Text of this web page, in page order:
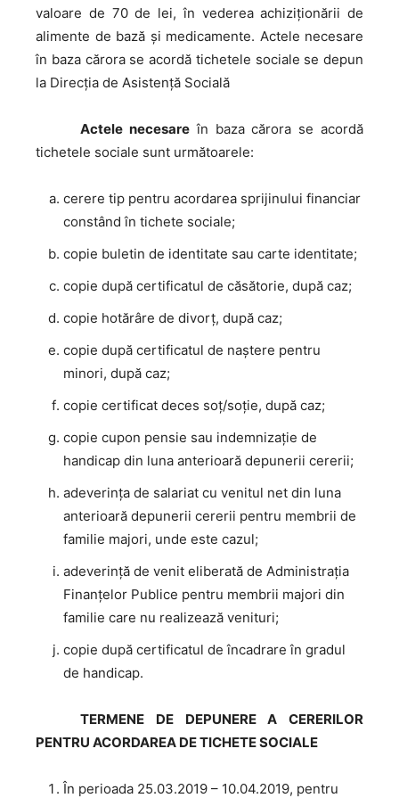
valoare de 70 de lei, în vederea achiziţionării de
alimente de bază şi medicamente. Actele necesare
în baza cărora se acordă tichetele sociale se depun
la Direcția de Asistență Socială
Actele necesareîn baza cărora se acordă
tichetele sociale sunt următoarele:
cerere tip pentru acordarea sprijinului financiar
constând în tichete sociale;
copie buletin de identitate sau carte identitate;
copie după certificatul de căsătorie, după caz;
copie hotărâre de divorţ, după caz;
copie după certificatul de naştere pentru
minori, după caz;
copie certificat deces soţ/soţie, după caz;
copie cupon pensie sau indemnizaţie de
handicap din luna anterioară depunerii cererii;
adeverinţa de salariat cu venitul net din luna
anterioară depunerii cererii pentru membrii de
familie majori, unde este cazul;
adeverinţă de venit eliberată de Administraţia
Finanţelor Publice pentru membrii majori din
familie care nu realizează venituri;
copie după certificatul de încadrare în gradul
de handicap.
TERMENE DE DEPUNERE A CERERILOR
PENTRU ACORDAREA DE TICHETE SOCIALE
În perioada 25.03.2019 – 10.04.2019, pentru